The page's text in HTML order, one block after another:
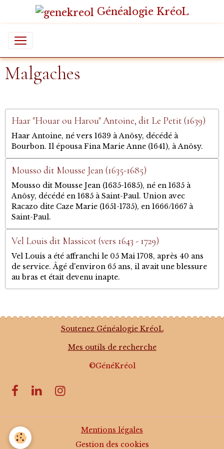
Généalogie KréoL
Malgaches
Haar "Houar ou Harou" Antoine, dit Le Petit (1639)
Haar Antoine, né vers 1639 à Anôsy, décédé à
Bourbon. Il épousa Fina Marie Anne (1641), à Anôsy.
Mousso dit Mousse Jean (1635-1685)
Mousso dit Mousse Jean (1635-1685), né en 1635 à
Anôsy, décédé en 1685 à Saint-Paul. Union avec
Racazo dite Caze Marie (1651-1735), en 1666/1667 à
Saint-Paul.
Vel Louis dit Massicot (vers 1643 - 1729)
Vel Louis a été affranchi le 05 Mai 1708, après 40 ans
de service. Âgé d'environ 65 ans, il avait une blessure
au bras et était devenu inapte.
Soutenez Généalogie KréoL
Mes outils de recherche
©GénéKréol
Mentions légales
Gestion des cookies